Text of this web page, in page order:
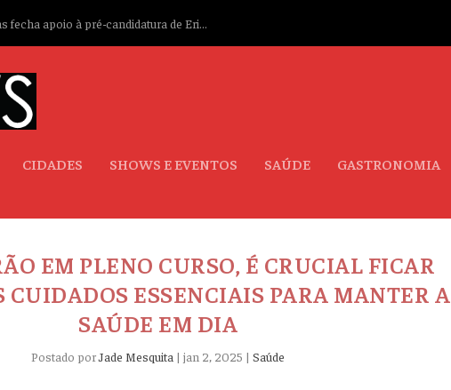
fecha apoio à pré-candidatura de Eri...
CIDADES SHOWS E EVENTOS SAÚDE GASTRONOMIA
EM PLENO CURSO, É CRUCIAL FICAR
CUIDADOS ESSENCIAIS PARA MANTER A
SAÚDE EM DIA
Postado porJade Mesquita |jan 2, 2025 |Saúde